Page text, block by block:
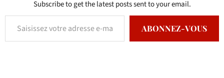
Subscribe to get the latest posts sent to your email.
ABONNEZ-VOUS